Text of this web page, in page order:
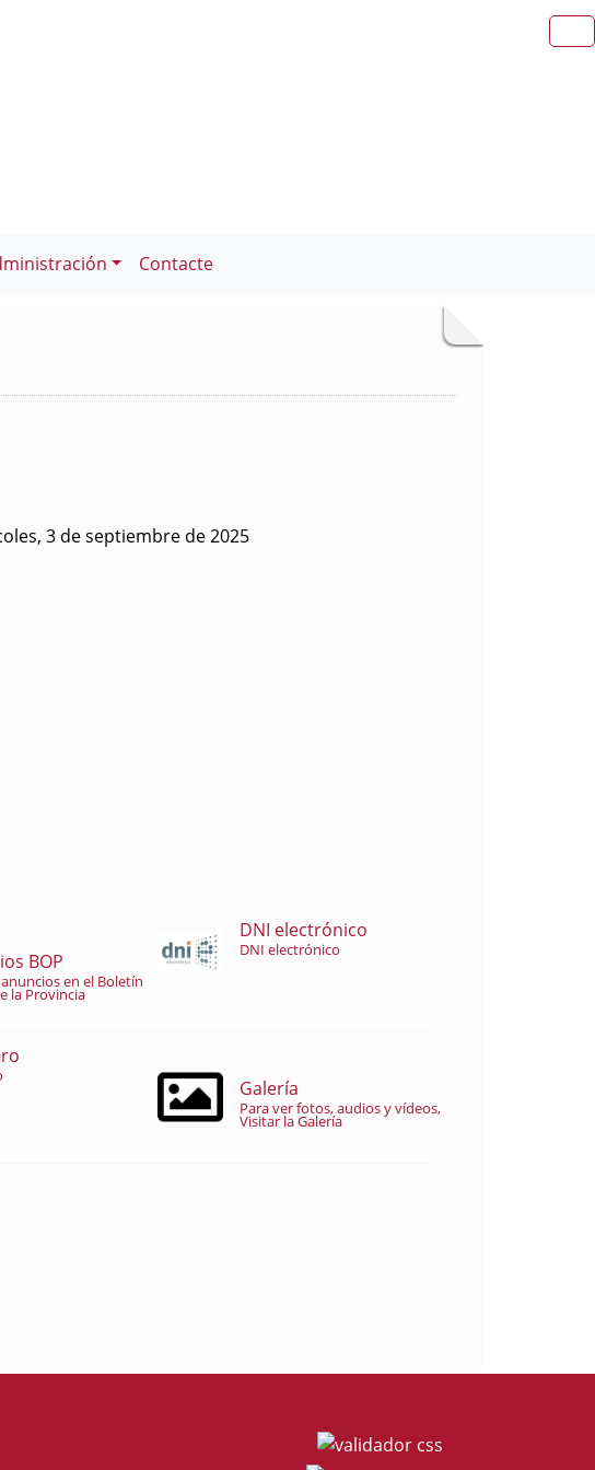
Contacte
3 de septiembre de 2025
BOP
en el Boletín
la Provincia
DNI electrónico
DNI electrónico
Galería
Para ver fotos, audios y vídeos,
Visitar la Galería